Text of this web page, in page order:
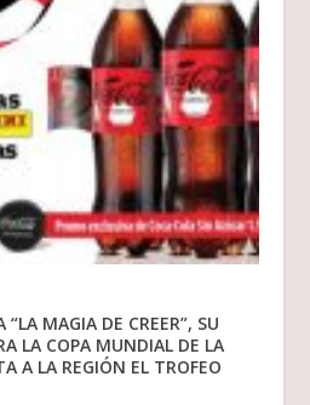
“LA MAGIA DE CREER”, SU
LA COPA MUNDIAL DE LA
A LA REGIÓN EL TROFEO